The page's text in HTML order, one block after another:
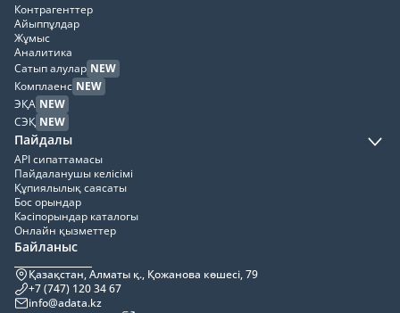
Контрагенттер
Айыппұлдар
Жұмыс
Аналитика
Сатып алулар NEW
Комплаенс NEW
ЭҚА NEW
СЭҚ NEW
Пайдалы
API сипаттамасы
Пайдаланушы келісімі
Құпиялылық саясаты
Бос орындар
Кәсіпорындар каталогы
Онлайн қызметтер
Байланыс
Қазақстан, Алматы қ., Қожанова көшесі, 79
+7 (747) 120 34 67
info@adata.kz